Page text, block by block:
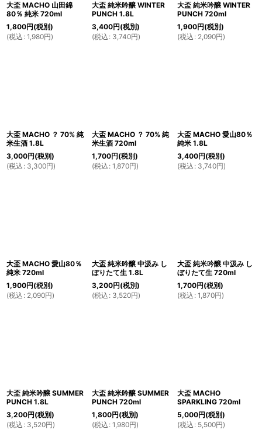
大盃 MACHO 山田錦
80％ 純米 720ml
1,800円(税別)
(税込 : 1,980円)
大盃 純米吟醸 WINTER
PUNCH 1.8L
3,400円(税別)
(税込 : 3,740円)
大盃 純米吟醸 WINTER
PUNCH 720ml
1,900円(税別)
(税込 : 2,090円)
大盃 MACHO ？ 70% 純
米生酒 1.8L
3,000円(税別)
(税込 : 3,300円)
大盃 MACHO ？ 70% 純
米生酒 720ml
1,700円(税別)
(税込 : 1,870円)
大盃 MACHO 愛山80％
純米 1.8L
3,400円(税別)
(税込 : 3,740円)
大盃 MACHO 愛山80％
純米 720ml
1,900円(税別)
(税込 : 2,090円)
大盃 純米吟醸 中汲み し
ぼりたて生 1.8L
3,200円(税別)
(税込 : 3,520円)
大盃 純米吟醸 中汲み し
ぼりたて生 720ml
1,700円(税別)
(税込 : 1,870円)
大盃 純米吟醸 SUMMER
PUNCH 1.8L
3,200円(税別)
(税込 : 3,520円)
大盃 純米吟醸 SUMMER
PUNCH 720ml
1,800円(税別)
(税込 : 1,980円)
大盃 MACHO
SPARKLING 720ml
5,000円(税別)
(税込 : 5,500円)